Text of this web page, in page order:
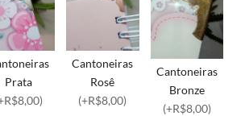
Prata
Cantoneiras
Rosê
(+R$8,00)
Cantoneiras
Bronze
(+R$8,00)